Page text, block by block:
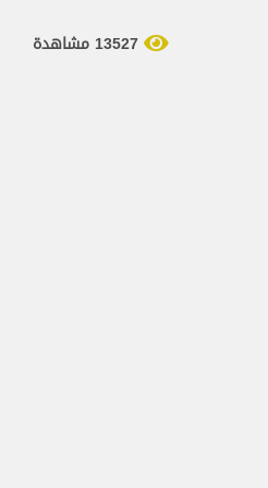
13527 مشاهدة